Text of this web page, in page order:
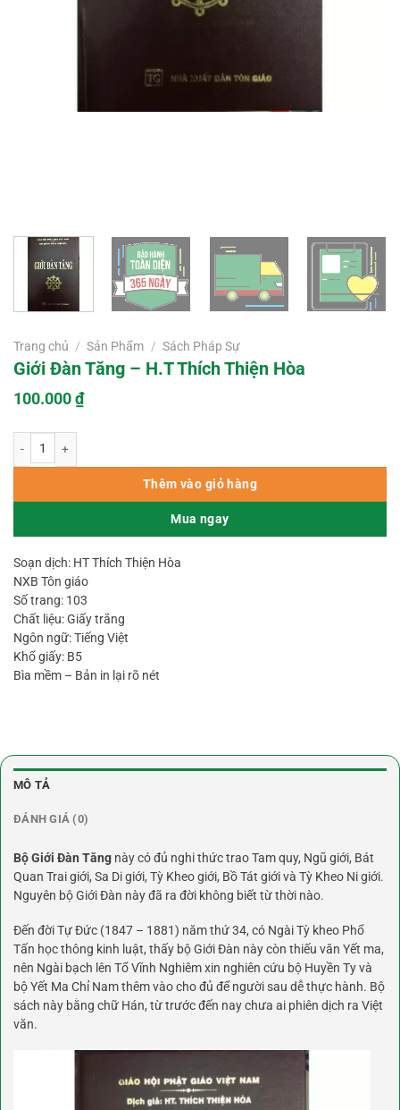
Trang chủ / Sản Phẩm / Sách Pháp Sự
Giới Đàn Tăng – H.T Thích Thiện Hòa
100.000₫
Thêm vào giỏ hàng
Mua ngay
Soạn dịch: HT Thích Thiện Hòa
NXB Tôn giáo
Số trang: 103
Chất liệu: Giấy trắng
Ngôn ngữ: Tiếng Việt
Khổ giấy: B5
Bìa mềm – Bản in lại rõ nét
MÔ TẢ
ĐÁNH GIÁ (0)
Bộ Giới Đàn Tăng này có đủ nghi thức trao Tam quy, Ngũ giới, Bát
Quan Trai giới, Sa Di giới, Tỳ Kheo giới, Bồ Tát giới và Tỳ Kheo Ni giới.
Nguyên bộ Giới Đàn này đã ra đời không biết từ thời nào.
Đến đời Tự Đức (1847 – 1881) năm thứ 34, có Ngài Tỳ kheo Phổ
Tấn học thông kinh luật, thấy bộ Giới Đàn này còn thiếu văn Yết ma,
nên Ngài bạch lên Tổ Vĩnh Nghiêm xin nghiên cứu bộ Huyền Ty và
bộ Yết Ma Chỉ Nam thêm vào cho đủ để người sau dễ thực hành. Bộ
sách này bằng chữ Hán, từ trước đến nay chưa ai phiên dịch ra Việt
văn.